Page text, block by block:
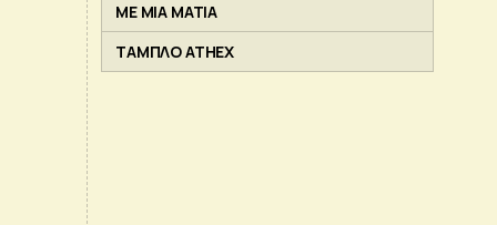
ΜΕ ΜΙΑ ΜΑΤΙΑ
ΤΑΜΠΛΟ ATHEX